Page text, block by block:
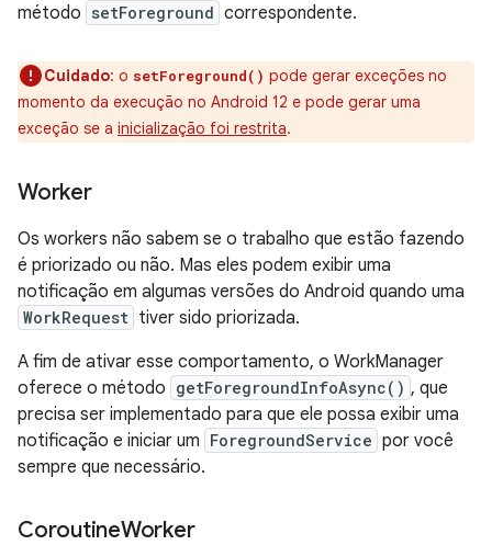
método setForeground correspondente.
Cuidado: o setForeground() pode gerar exceções no
momento da execução no Android 12 e pode gerar uma
exceção se a inicialização foi restrita.
Worker
Os workers não sabem se o trabalho que estão fazendo
é priorizado ou não. Mas eles podem exibir uma
notificação em algumas versões do Android quando uma
WorkRequest tiver sido priorizada.
A fim de ativar esse comportamento, o WorkManager
oferece o método getForegroundInfoAsync() , que
precisa ser implementado para que ele possa exibir uma
notificação e iniciar um ForegroundService por você
sempre que necessário.
CoroutineWorker